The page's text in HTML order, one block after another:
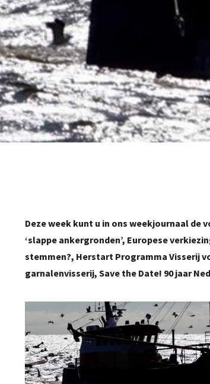
Deze week kunt u in ons weekjournaal de
‘slappe ankergronden’, Europese
stemmen?, Herstart Programma Visserij
garnalenvisserij, Save the Date! 90 jaar